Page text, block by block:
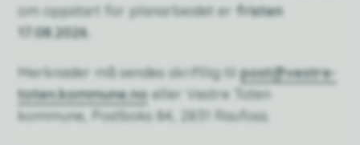
om oppstart for planarbeidet er fristen
17.08.2026.
Merknader må sendes skriftlig tilpost@vestre-
toten.kommune.noeller Vestre Toten
kommune, Postboks 84, 2831 Raufoss.